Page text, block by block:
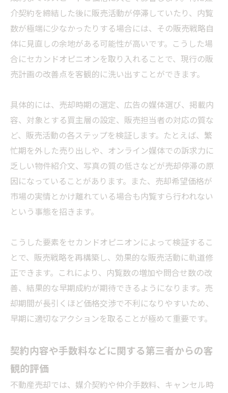
介契約を締結した後に販売活動が停滞していたり、内覧
数が極端に少なかったりする場合には、その販売戦略自
体に見直しの余地がある可能性が高いです。こうした場
合にセカンドオピニオンを取り入れることで、現行の販
売計画の改善点を客観的に洗い出すことができます。
具体的には、売却時期の選定、広告の媒体選び、掲載内
容、対象とする買主層の設定、販売担当者の対応の質な
ど、販売活動の各ステップを検証します。たとえば、繁
忙期を外した売り出しや、オンライン媒体での訴求力に
乏しい物件紹介文、写真の質の低さなどが売却停滞の原
因になっていることがあります。また、売却希望価格が
市場の実情とかけ離れている場合も内覧すら行われない
という事態を招きます。
こうした要素をセカンドオピニオンによって検証するこ
とで、販売戦略を再構築し、効果的な販売活動に軌道修
正できます。これにより、内覧数の増加や問合せ数の改
善、結果的な早期成約が期待できるようになります。売
却期間が長引くほど価格交渉で不利になりやすいため、
早期に適切なアクションを取ることが極めて重要です。
契約内容や手数料などに関する第三者からの客
観的評価
不動産売却では、媒介契約や仲介手数料、キャンセル時